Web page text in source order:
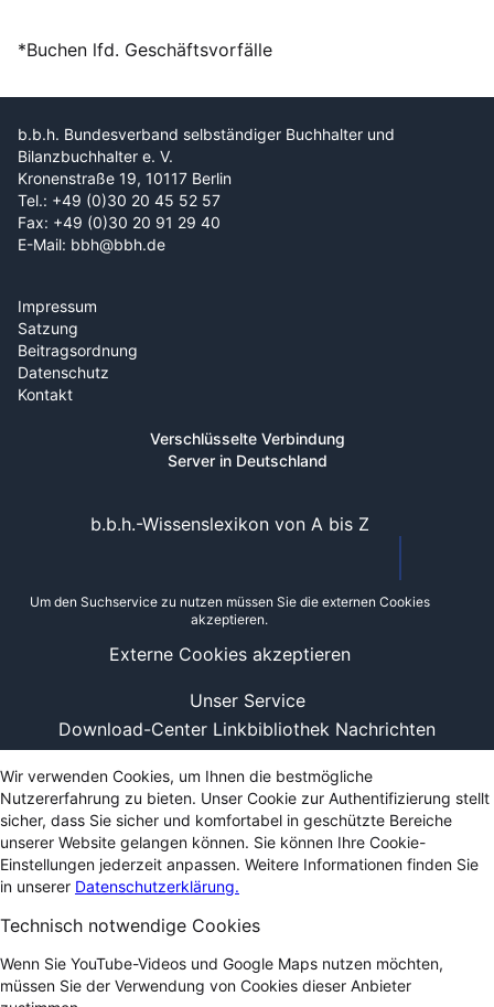
*Buchen lfd. Geschäftsvorfälle
b.b.h. Bundesverband selbständiger Buchhalter und
Bilanzbuchhalter e. V.
Kronenstraße 19, 10117 Berlin
Tel.: +49 (0)30 20 45 52 57
Fax: +49 (0)30 20 91 29 40
E-Mail: bbh@bbh.de
Impressum
Satzung
Beitragsordnung
Datenschutz
Kontakt
Verschlüsselte Verbindung
Server in Deutschland
Unser Service
Download-Center Linkbibliothek Nachrichten
b.b.h.-Wissenslexikon von A bis Z
Um den Suchservice zu nutzen müssen Sie die externen Cookies
akzeptieren.
Externe Cookies akzeptieren
Wir verwenden Cookies, um Ihnen die bestmögliche
Nutzererfahrung zu bieten. Unser Cookie zur Authentifizierung stellt
sicher, dass Sie sicher und komfortabel in geschützte Bereiche
unserer Website gelangen können. Sie können Ihre Cookie-
Einstellungen jederzeit anpassen. Weitere Informationen finden Sie
in unserer Datenschutzerklärung.
Technisch notwendige Cookies
Wenn Sie YouTube-Videos und Google Maps nutzen möchten,
müssen Sie der Verwendung von Cookies dieser Anbieter